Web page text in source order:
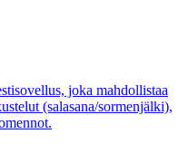
joka mahdollistaa
(salasana/sormenjälki),